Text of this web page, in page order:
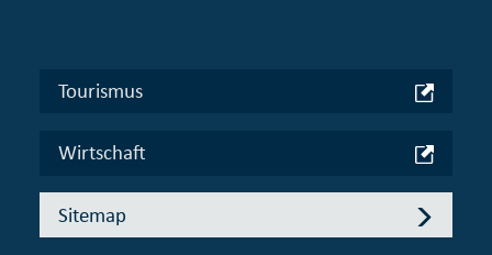
Tourismus
Wirtschaft
Sitemap